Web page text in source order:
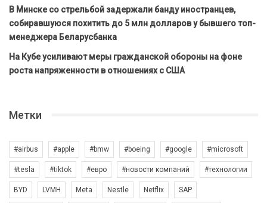
В Минске со стрельбой задержали банду иностранцев,
собиравшуюся похитить до 5 млн долларов у бывшего топ-
менеджера Беларусбанка
На Кубе усиливают меры гражданской обороны на фоне
роста напряженности в отношениях с США
Метки
#airbus #apple #bmw #boeing #google #microsoft
#tesla #tiktok #евро #новости компаний #технологии
BYD LVMH Meta Nestle Netflix SAP